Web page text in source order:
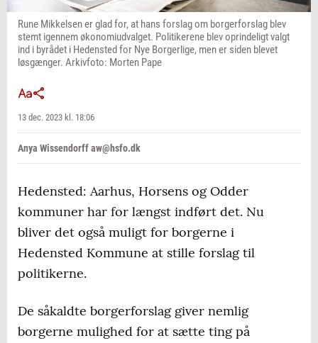
Rune Mikkelsen er glad for, at hans forslag om borgerforslag blev
stemt igennem økonomiudvalget. Politikerene blev oprindeligt valgt
ind i byrådet i Hedensted for Nye Borgerlige, men er siden blevet
løsgænger. Arkivfoto: Morten Pape
13 dec. 2023 kl. 18:06
Anya Wissendorff aw@hsfo.dk
Hedensted: Aarhus, Horsens og Odder
kommuner har for længst indført det. Nu
bliver det også muligt for borgerne i
Hedensted Kommune at stille forslag til
politikerne.
De såkaldte borgerforslag giver nemlig
borgerne mulighed for at sætte ting på